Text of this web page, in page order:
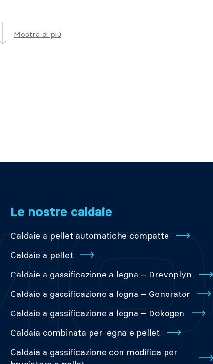
Mostra di più
Le nostre caldaie
Caldaie a pellet automatiche compatte
Caldaie a pellet
Caldaie a gassificazione a legna – Drevoplyn
Caldaie a gassificazione a legna – Generator
Caldaie a gassificazione a legna – Dokogen
Caldaia combinata per legna e pellet
Caldaia a gassificazione con modifica per